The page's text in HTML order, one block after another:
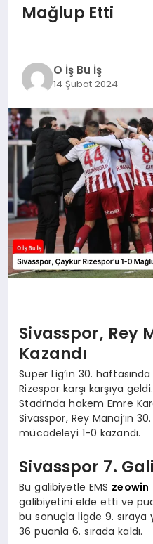
SIYASET
YAŞAM
Mağlup Etti
O İş Bu İş
14 Şubat 2024
Sivasspor, Rey
Kazandı
Süper Lig’in 30.
Rizespor karşı karşıya
Stadı’nda hakem Emre
Sivasspor, Rey Manaj’ın
mücadeleyi 1-0 kazandı.
Sivasspor 7.
Bu galibiyetle EMS zeowin
galibiyetini elde etti ve
bu sonuçla ligde 9. sıraya
36 puanla 6. sırada kaldı.